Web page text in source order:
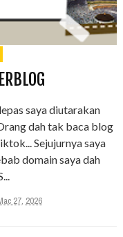
saya diutarakan
dah tak baca blog
Sejujurnya saya
domain saya dah
27, 2026